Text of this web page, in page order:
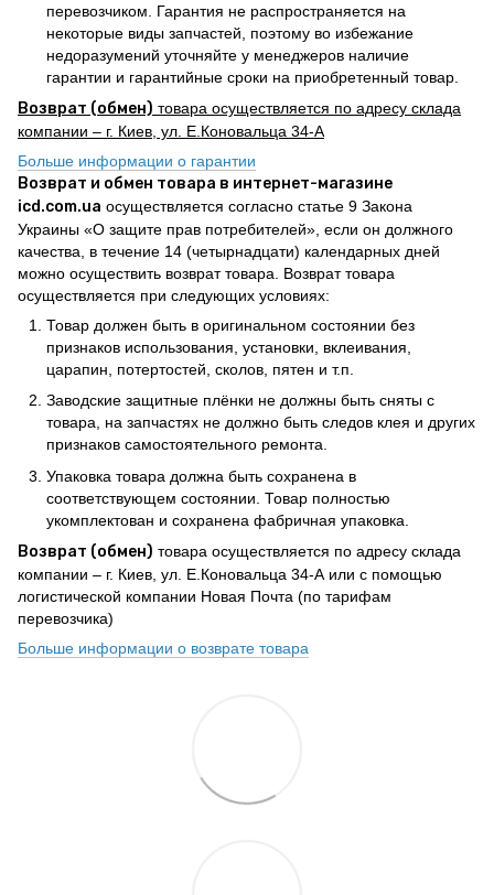
перевозчиком. Гарантия не распространяется на
некоторые виды запчастей, поэтому во избежание
недоразумений уточняйте у менеджеров наличие
гарантии и гарантийные сроки на приобретенный товар.
Возврат (обмен) товара осуществляется по адресу склада
компании – г. Киев, ул. Е.Коновальца 34-А
Больше информации о гарантии
Возврат и обмен товара в интернет-магазине
icd.com.ua осуществляется согласно статье 9 Закона
Украины «О защите прав потребителей», если он должного
качества, в течение 14 (четырнадцати) календарных дней
можно осуществить возврат товара. Возврат товара
осуществляется при следующих условиях:
Товар должен быть в оригинальном состоянии без
признаков использования, установки, вклеивания,
царапин, потертостей, сколов, пятен и т.п.
Заводские защитные плёнки не должны быть сняты с
товара, на запчастях не должно быть следов клея и других
признаков самостоятельного ремонта.
Упаковка товара должна быть сохранена в
соответствующем состоянии. Товар полностью
укомплектован и сохранена фабричная упаковка.
Возврат (обмен) товара осуществляется по адресу склада
компании – г. Киев, ул. Е.Коновальца 34-А или с помощью
логистической компании Новая Почта (по тарифам
перевозчика)
Больше информации о возврате товара